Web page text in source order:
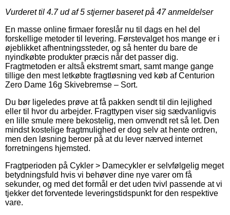
Vurderet til 4.7 ud af 5 stjerner baseret på 47 anmeldelser
En masse online firmaer foreslår nu til dags en hel del
forskellige metoder til levering. Førstevalget hos mange er i
øjeblikket afhentningssteder, og så henter du bare de
nyindkøbte produkter præcis når det passer dig.
Fragtmetoden er altså ekstremt smart, samt mange gange
tillige den mest letkøbte fragtløsning ved køb af Centurion
Zero Dame 16g Skivebremse – Sort.
Du bør ligeledes prøve at få pakken sendt til din lejlighed
eller til hvor du arbejder. Fragttypen viser sig sædvanligvis
en lille smule mere bekostelig, men omvendt ret så let. Den
mindst kostelige fragtmulighed er dog selv at hente ordren,
men den løsning beroer på at du lever nærved internet
forretningens hjemsted.
Fragtperioden på Cykler > Damecykler er selvfølgelig meget
betydningsfuld hvis vi behøver dine nye varer om få
sekunder, og med det formål er det uden tvivl passende at vi
tjekker det forventede leveringstidspunkt for den respektive
vare.